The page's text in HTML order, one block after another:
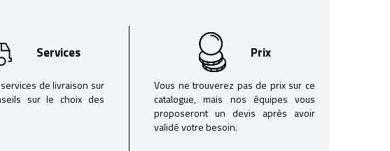
Services
de livraison sur
sur le choix des
Prix
Vous ne trouverez pas de prix sur ce
catalogue, mais nos équipes vous
proposeront un devis après avoir
validé votre besoin.